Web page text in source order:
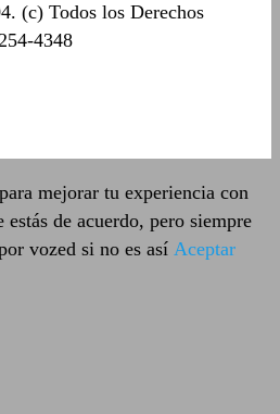
(c) Todos los Derechos
4348
mejorar tu experiencia con
estás de acuerdo, pero siempre
vozed si no es así Aceptar